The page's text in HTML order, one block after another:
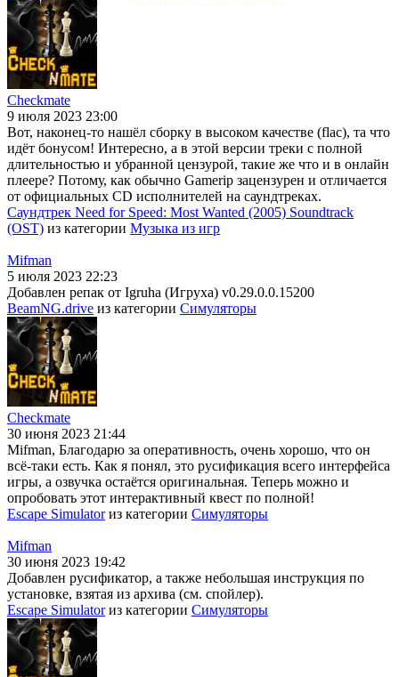
Checkmate
9 июля 2023 23:00
Вот, наконец-то нашёл сборку в высоком качестве (flac), та что
идёт бонусом! Интересно, а в этой версии треки с полной
длительностью и убранной цензурой, такие же что и в онлайн
плеере? Потому, как обычно Gamerip зацензурен и отличается
от официальных CD исполнителей на саундтреках.
Саундтрек Need for Speed: Most Wanted (2005) Soundtrack
(OST) из категории Музыка из игр
Mifman
5 июля 2023 22:23
Добавлен репак от Igruha (Игруха) v0.29.0.0.15200
BeamNG.drive из категории Симуляторы
Checkmate
30 июня 2023 21:44
Mifman, Благодарю за оперативность, очень хорошо, что он
всё-таки есть. Как я понял, это русификация всего интерфейса
игры, а озвучка остаётся оригинальная. Теперь можно и
опробовать этот интерактивный квест по полной!
Escape Simulatorиз категории Симуляторы
Mifman
30 июня 2023 19:42
Добавлен русификатор, а также небольшая инструкция по
установке, взятая из архива (см. спойлер).
Escape Simulatorиз категории Симуляторы